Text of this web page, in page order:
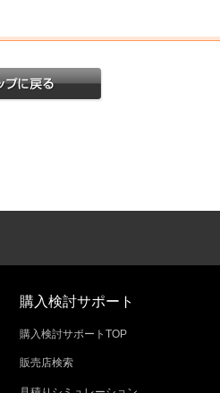
購入検討サポート
購入検討サポートTOP
販売店検索